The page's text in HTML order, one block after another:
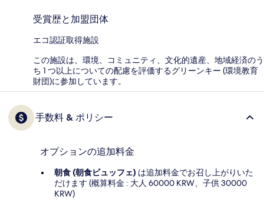
受賞歴と加盟団体
エコ認証取得施設
この施設は、環境、コミュニティ、文化的遺産、地域経済のう
ち 1 つ以上についての配慮を評価するグリーンキー (環境教育
財団)に参加しています。
手数料 & ポリシー
オプションの追加料金
朝食 (朝食ビュッフェ) は追加料金でお召し上がりいた
だけます (概算料金 : 大人 60000 KRW、子供 30000
KRW)